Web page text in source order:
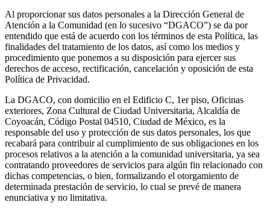
Al proporcionar sus datos personales a la Dirección General de
Atención a la Comunidad (en lo sucesivo “DGACO”) se da por
entendido que está de acuerdo con los términos de esta Política, las
finalidades del tratamiento de los datos, así como los medios y
procedimiento que ponemos a su disposición para ejercer sus
derechos de acceso, rectificación, cancelación y oposición de esta
Política de Privacidad.
La DGACO, con domicilio en el Edificio C, 1er piso, Oficinas
exteriores, Zona Cultural de Ciudad Universitaria, Alcaldía de
Coyoacán, Código Postal 04510, Ciudad de México, es la
responsable del uso y protección de sus datos personales, los que
recabará para contribuir al cumplimiento de sus obligaciones en los
procesos relativos a la atención a la comunidad universitaria, ya sea
contratando proveedores de servicios para algún fin relacionado con
dichas competencias, o bien, formalizando el otorgamiento de
determinada prestación de servicio, lo cual se prevé de manera
enunciativa y no limitativa.